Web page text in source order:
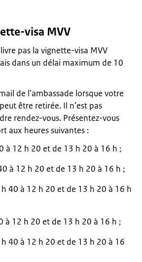
visa MVV
pas la vignette-visa MVV
dans un délai maximum de 10
de l’ambassade lorsque votre
être retirée. Il n’est pas
rendez-vous. Présentez-vous
aux heures suivantes :
à 12 h 20 et de 13 h 20 à 16 h ;
à 12 h 20 et de 13 h 20 à 16 h ;
40 à 12 h 20 et de 13 h 20 à 16 h
à 12 h 20 et de 13 h 20 à 16 h ;
40 à 12 h 20 et de 13 h 20 à 16